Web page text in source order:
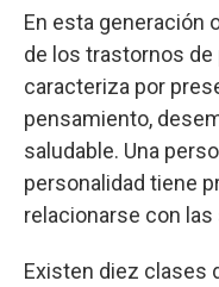
En esta generación
de los trastornos de
caracteriza por
pensamiento,
saludable. Una
personalidad tiene
relacionarse con
Existen diez clases